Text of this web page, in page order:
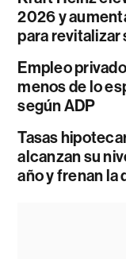
2026 y
para revitalizar
Empleo
menos de lo
según ADP
Tasas
alcanzan su
año y frenan la